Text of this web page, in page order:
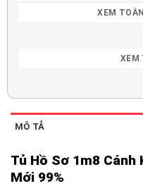
XEM
XEM
MÔ TẢ
Tủ Hồ Sơ 1m8 Cánh
Mới 99%